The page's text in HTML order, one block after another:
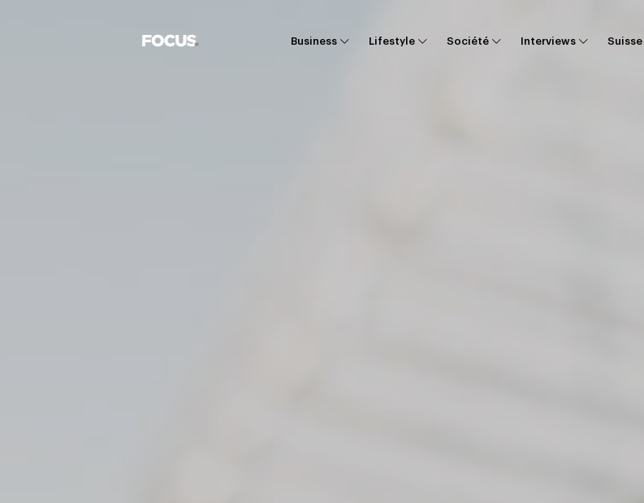
Business Lifestyle Société Interviews Suisse